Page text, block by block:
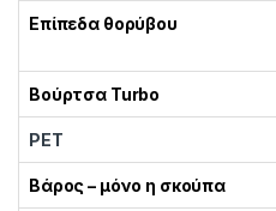
Επίπεδα θορύβου
Βούρτσα Turbo
PET
Βάρος – μόνο η σκούπα